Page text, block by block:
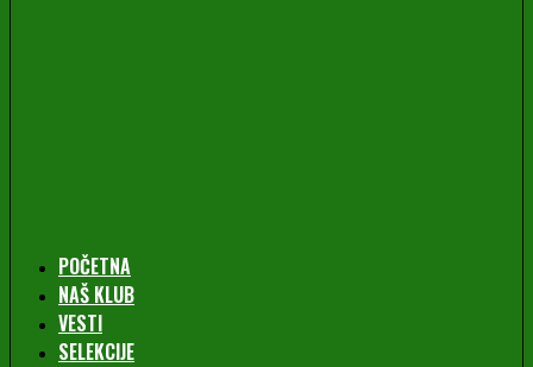
POČETNA
NAŠ KLUB
VESTI
SELEKCIJE